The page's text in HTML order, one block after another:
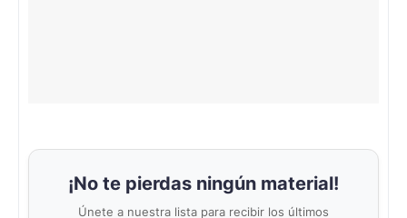
¡No te pierdas ningún material!
Únete a nuestra lista para recibir los últimos